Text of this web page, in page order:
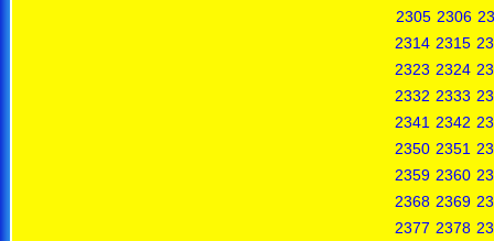
2305 2306
2314 2315
2323 2324
2332 2333
2341 2342
2350 2351
2359 2360
2368 2369
2377 2378